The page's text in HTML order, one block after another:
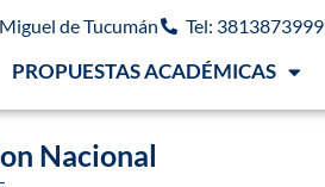
de Tucumán Tel: 3813873999
PROPUESTAS ACADÉMICAS
Nacional